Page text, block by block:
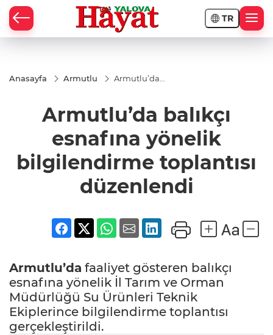
TR
Anasayfa Armutlu
Armutlu’da
yönelik
bilgilendirme
düzenlendi
Armutlu’da balıkçı
esnafına yönelik
bilgilendirme toplantısı
düzenlendi
Armutlu’da faaliyet gösteren balıkçı
esnafına yönelik İl Tarım ve Orman
Müdürlüğü Su Ürünleri Teknik
Ekiplerince bilgilendirme toplantısı
gerçekleştirildi.